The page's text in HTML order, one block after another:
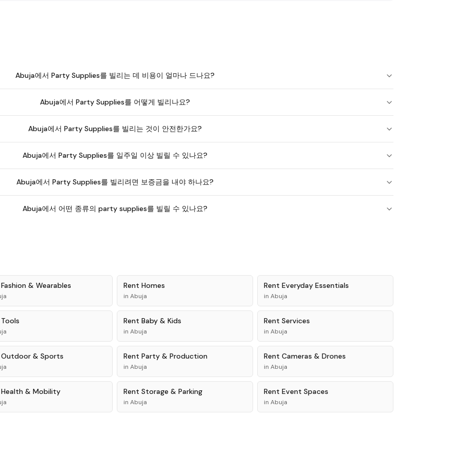
Abuja에서 Party Supplies를 빌리는 데 비용이 얼마나 드나요?
Abuja에서 Party Supplies를 어떻게 빌리나요?
Abuja에서 Party Supplies를 빌리는 것이 안전한가요?
Abuja에서 Party Supplies를 일주일 이상 빌릴 수 있나요?
Abuja에서 Party Supplies를 빌리려면 보증금을 내야 하나요?
Abuja에서 어떤 종류의 party supplies를 빌릴 수 있나요?
Fashion & Wearables Rent Homes
in Abuja
Rent Everyday Essentials
in Abuja
Tools Rent Baby & Kids
in Abuja
Rent Services
in Abuja
Outdoor & Sports Rent Party & Production
in Abuja
Rent Cameras & Drones
in Abuja
Health & Mobility Rent Storage & Parking
in Abuja
Rent Event Spaces
in Abuja